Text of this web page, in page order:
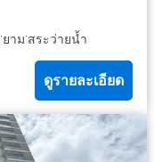
·ยาม·สระว่ายน้ำ
ดูรายละเอียด